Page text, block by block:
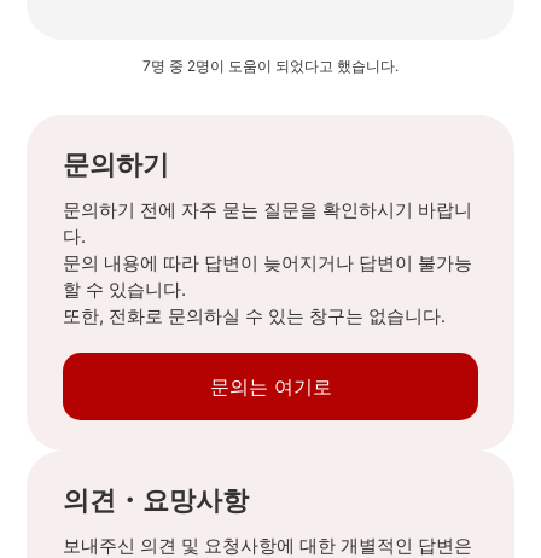
7명 중 2명이 도움이 되었다고 했습니다.
문의하기
문의하기 전에 자주 묻는 질문을 확인하시기 바랍니
다.
문의 내용에 따라 답변이 늦어지거나 답변이 불가능
할 수 있습니다.
또한, 전화로 문의하실 수 있는 창구는 없습니다.
문의는 여기로
의견・요망사항
보내주신 의견 및 요청사항에 대한 개별적인 답변은